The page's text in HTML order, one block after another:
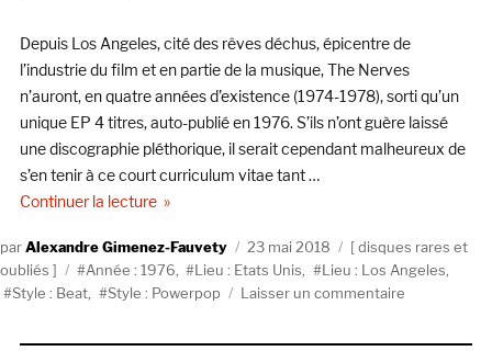
Depuis Los Angeles, cité des rêves déchus, épicentre de
l’industrie du film et en partie de la musique, The Nerves
n’auront, en quatre années d’existence (1974-1978), sorti qu’un
unique EP 4 titres, auto-publié en 1976. S’ils n’ont guère laissé
une discographie pléthorique, il serait cependant malheureux de
s’en tenir à ce court curriculum vitae tant …
Continuer la lecturede « The Nerves, The Nerves (auto-produit) »
AuteurAlexandre Gimenez-Fauvety
Publié
le
23 mai 2018 Catégories
disques rares et
oubliés
Étiquettes
Année : 1976 Lieu : Etats Unis Lieu : Los Angeles
Style : Beat
Style : Powerpop Laisser un commentairesur